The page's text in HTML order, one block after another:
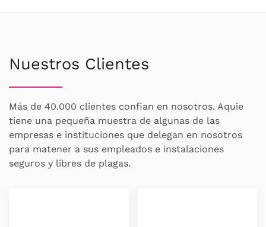
Nuestros Clientes
Más de 40.000 clientes confian en nosotros. Aquie
tiene una pequeña muestra de algunas de las
empresas e instituciones que delegan en nosotros
para matener a sus empleados e instalaciones
seguros y libres de plagas.